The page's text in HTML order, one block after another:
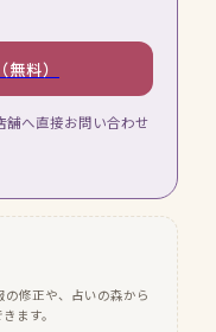
料）
舗へ直接お問い合わせ
修正や、占いの森から
ます。